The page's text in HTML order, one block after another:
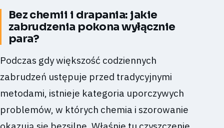
Bez chemii i drapania: jakie
zabrudzenia pokona wyłącznie
para?
Podczas gdy większość codziennych
zabrudzeń ustępuje przed tradycyjnymi
metodami, istnieje kategoria uporczywych
problemów, w których chemia i szorowanie